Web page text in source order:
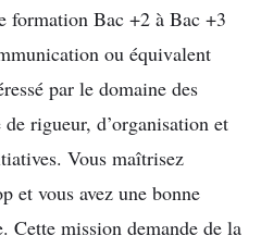
formation Bac +2 à Bac +3
ou équivalent
par le domaine des
rigueur, d’organisation et
Vous maîtrisez
et vous avez une bonne
Cette mission demande de la